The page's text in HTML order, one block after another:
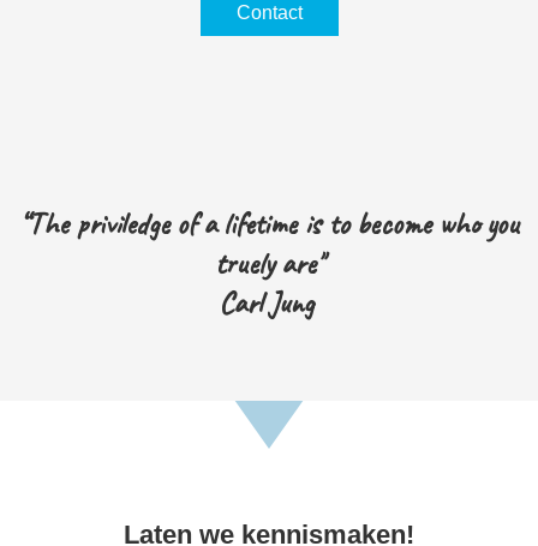
Contact
“The priviledge of a lifetime is to become who you
truely are"
Carl Jung
Laten we kennismaken!